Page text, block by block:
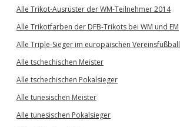
Alle Trikot-Ausrüster der WM-Teilnehmer 2014
Alle Trikotfarben der DFB-Trikots bei WM und EM
Alle Triple-Sieger im europäischen Vereinsfußball
Alle tschechischen Meister
Alle tschechischen Pokalsieger
Alle tunesischen Meister
Alle tunesischen Pokalsieger